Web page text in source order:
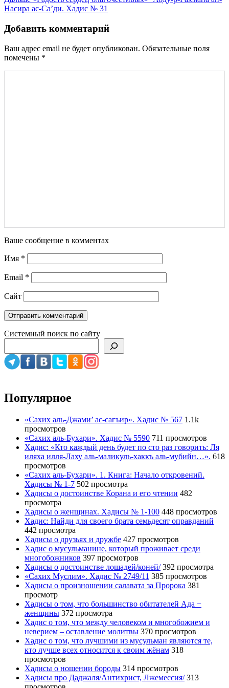
записям
Насира ас-Са’ди. Хадис № 31
Добавить комментарий
Ваш адрес email не будет опубликован. Обязательные поля
помечены *
Ваше сообщение в комментах
Имя *
Email *
Сайт
Системный поиск по сайту
Популярное
«Сахих аль-Джами’ ас-сагъир». Хадис № 567 1.1k
просмотров
«Сахих аль-Бухари». Хадис № 5590 711 просмотров
Хадис: «Кто каждый день будет по сто раз говорить: Ля
иляха илля-Лаху аль-маликуль-хаккъ аль-мубийн…». 618
просмотров
«Сахих аль-Бухари». 1. Книга: Начало откровений.
Хадисы № 1-7 502 просмотра
Хадисы о достоинстве Корана и его чтении 482
просмотра
Хадисы о женщинах. Хадисы № 1-100 448 просмотров
Хадис: Найди для своего брата семьдесят оправданий
442 просмотра
Хадисы о друзьях и дружбе 427 просмотров
Хадис о мусульманине, который проживает среди
многобожников 397 просмотров
Хадисы о достоинстве лошадей/коней/ 392 просмотра
«Сахих Муслим». Хадис № 2749/11 385 просмотров
Хадисы о произношении салавата за Пророка 381
просмотр
Хадисы о том, что большинство обитателей Ада −
женщины 372 просмотра
Хадис о том, что между человеком и многобожием и
неверием – оставление молитвы 370 просмотров
Хадис о том, что лучшими из мусульман являются те,
кто лучше всех относится к своим жёнам 318
просмотров
Хадисы о ношении бороды 314 просмотров
Хадисы про Даджаля/Антихрист, Лжемессия/ 313